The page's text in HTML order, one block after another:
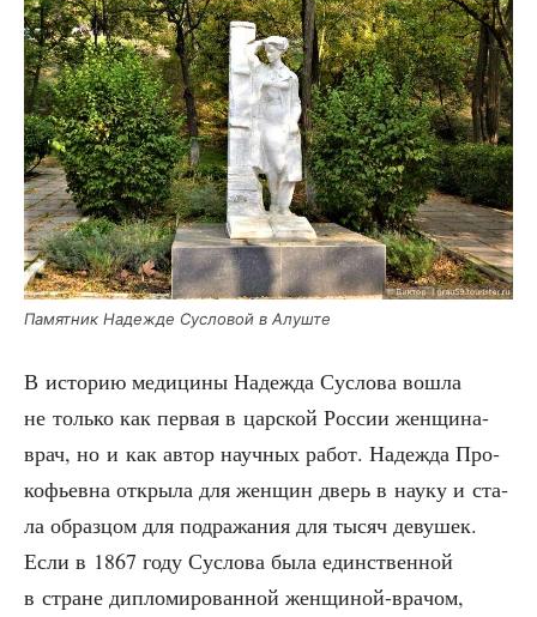
Памят­ник Надеж­де Сус­ло­вой в Алуште
В исто­рию меди­ци­ны Надеж­да Сус­ло­ва вошла
не толь­ко как пер­вая в цар­ской Рос­сии жен­щи­на-
врач, но и как автор науч­ных работ. Надеж­да Про­
ко­фьев­на откры­ла для жен­щин дверь в нау­ку и ста­
ла образ­цом для под­ра­жа­ния для тысяч деву­шек.
Если в 1867 году Сус­ло­ва была един­ствен­ной
в стране дипло­ми­ро­ван­ной жен­щи­ной-вра­чом,